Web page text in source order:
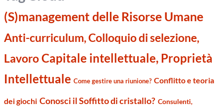
(S)management delle Risorse Umane
Anti-curriculum, Colloquio di selezione,
LavoroCapitale intellettuale, Proprietà
Intellettuale Come gestire una riunione? Conflitto e teoria
dei giochi Conosci il Soffitto di cristallo? Consulenti,